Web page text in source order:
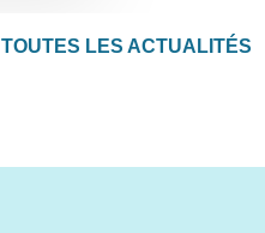
TOUTES LES ACTUALITÉS